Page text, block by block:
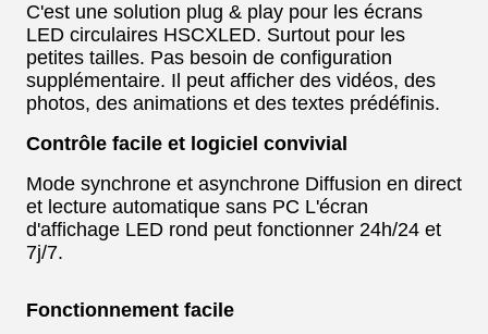
C'est une solution plug & play pour les écrans
LED circulaires HSCXLED. Surtout pour les
petites tailles. Pas besoin de configuration
supplémentaire. Il peut afficher des vidéos, des
photos, des animations et des textes prédéfinis.
Contrôle facile et logiciel convivial
Mode synchrone et asynchrone Diffusion en direct
et lecture automatique sans PC L'écran
d'affichage LED rond peut fonctionner 24h/24 et
7j/7.
Fonctionnement facile